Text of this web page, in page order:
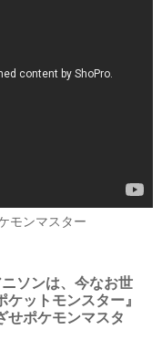
モンマスター
ソンは、今なお世
ットモンスター』
せポケモンマスタ